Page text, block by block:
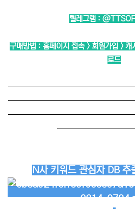
텔레그램 :
구매방법 : 홈페이지 접속 > 회원가입 > 캐
로드
N사 키워드 관심자 DB 추